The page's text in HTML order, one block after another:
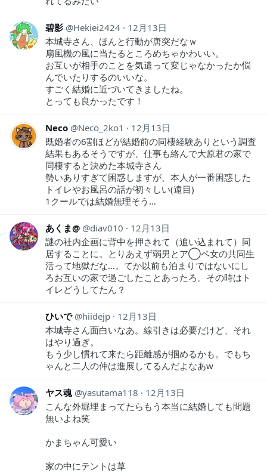
碧影 Hekiei2424
12月13日
本城寺さん、ほんと行動が唐突だなｗ
扇風機の風に当たるところめちゃかわいい。
お互いが相手のことを気遣って変じゃなかったか悩
んでいたりするのいいな。
すごく結婚に近づいてきましたね。
とっても良かったです！
Neco Neco_2ko1
12月13日
既婚者の6割ほどが結婚前の同棲経験ありという調査
結果もあるそうですが、仕事も絡んで大原君の家で
同棲すると決めた本城寺さん
勢いありすぎて困惑しますが、本人が一番困惑した
トイレやお風呂の話が初々しい(遠目)
1クールでは結婚無理そう…
あくま@ diav010
12月13日
謎の社内企画に背中を押されて（追い込まれて）同
居することに。とりあえず弱男とア◯ペ女の共同生
活って地獄だな…。てか以前も泊まりではないにし
ろお互いの家で過ごしたことあったろ。その時はト
イレどうしてたん？
ひいで hiidejp
12月13日
本城寺さん面白いなあ。線引きは必要だけど、それ
はやり過ぎ。
もう少し慣れて来たら距離感が掴めるかも。でもち
ゃんと二人の仲は進展してるんだよなあw
ヤス魂 yasutama118
12月13日
こんな外堀埋まってたらもう本当に結婚しても問題
無いよね笑
かまちゃん可愛い
家の中にテントは草